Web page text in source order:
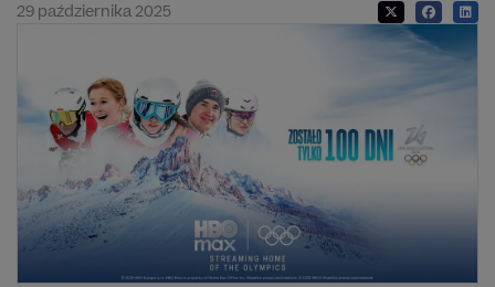
29 października 2025